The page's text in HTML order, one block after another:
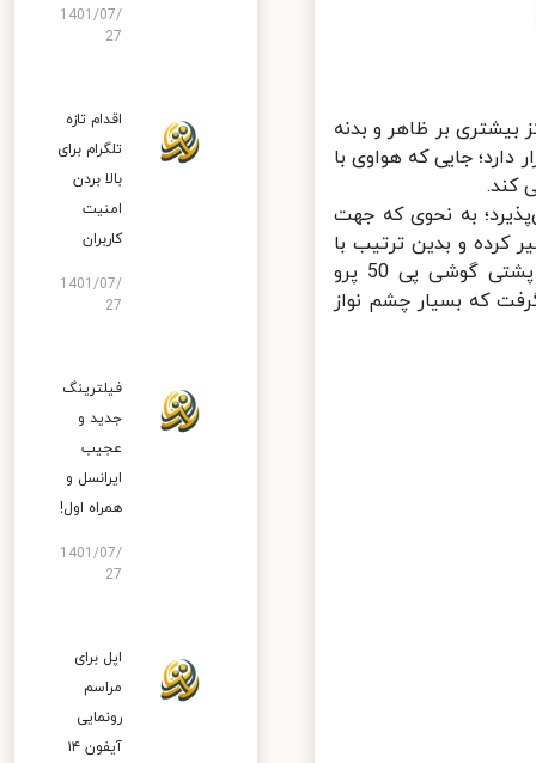
بر ظاهر و بدنه
جایی که هواوی با
به نحوی که جهت
و بدین ترتیب با
عبور نور از بدنه، سطح آن از حالت تیره تغییر می‌یابد. با این کار بدنه پشتی گوشی پی 50 پرو
که بسیار چشم نواز
1401/07/
27
اقدام تازه
تلگرام برای
بالا بردن
امنیت
کاربران
1401/07/
27
فیلترینگ
جدید و
عجیب
ایرانسل و
همراه اول!
1401/07/
27
اپل برای
مراسم
رونمایی
آیفون ۱۴